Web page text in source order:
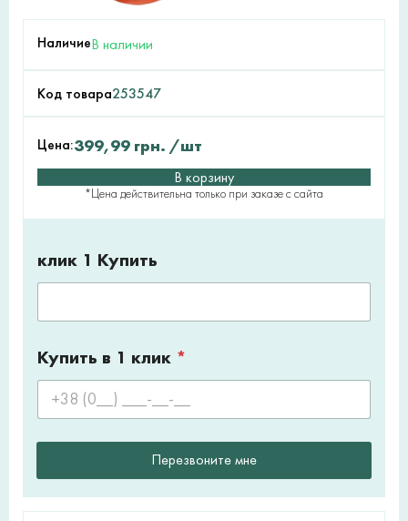
НаличиеВ наличии
Код товара253547
Цена:399,99 грн. /шт
В корзину
*Цена действительна только при заказе с сайта
клик 1 Купить
Купить в 1 клик *
Перезвоните мне